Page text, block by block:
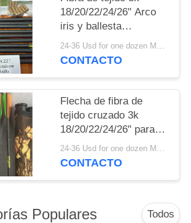
18/20/22/24/26" Arco
iris y ballesta
Dirección.003-.001"
Flechas y pernos
24-36 Usd for one dozen MOQ:2 docenas
CONTACTO
Flecha de fibra de
tejido cruzado 3k
18/20/22/24/26" para
ballesta y arcos de
aire, rectitud .003-.001"
24-36 Usd for one dozen MOQ:2 docenas
CONTACTO
Populares Todos